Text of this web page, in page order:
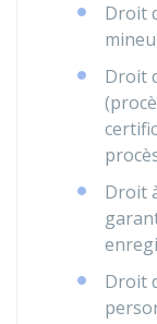
Droit
Droit
Droit
Droit